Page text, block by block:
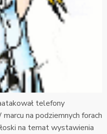
telefony
na podziemnych forach
na temat wystawienia